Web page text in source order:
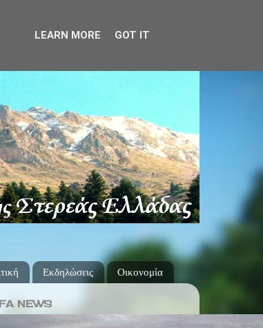
Εκδηλώσεις Οικονομία
NEWS
LEARN MORE GOT IT